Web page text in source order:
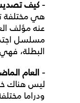
- كيف تصديتِ
هي مختلفة
عنه مؤلف
مسلسل
البطلة،
- العام
ليس هناك
ودراما